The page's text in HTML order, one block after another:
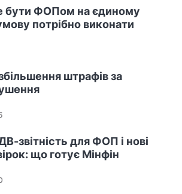
бути ФОПом на єдиному
потрібно виконати
штрафів за
звітність для ФОП і нові
що готує Мінфін